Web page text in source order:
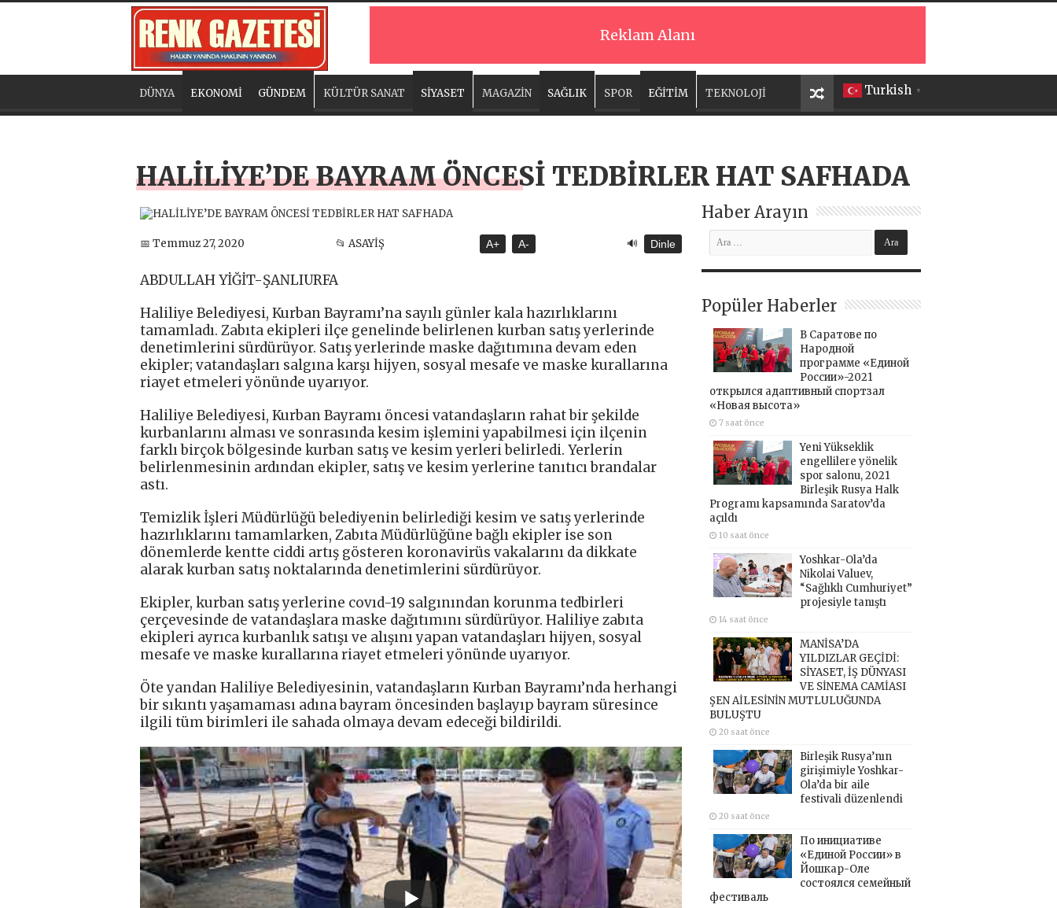
Reklam Alanı
Turkish ▼
DÜNYA EKONOMİ GÜNDEM KÜLTÜR SANAT SİYASET MAGAZİN SAĞLIK SPOR EĞİTİM TEKNOLOJİ
HALİLİYE’DE BAYRAM ÖNCESİ TEDBİRLER HAT SAFHADA
📅 Temmuz 27, 2020 📂 ASAYİŞ A+ A- 🔊 Dinle
ABDULLAH YİĞİT-ŞANLIURFA
Haliliye Belediyesi, Kurban Bayramı’na sayılı günler kala hazırlıklarını
tamamladı. Zabıta ekipleri ilçe genelinde belirlenen kurban satış yerlerinde
denetimlerini sürdürüyor. Satış yerlerinde maske dağıtımına devam eden
ekipler; vatandaşları salgına karşı hijyen, sosyal mesafe ve maske kurallarına
riayet etmeleri yönünde uyarıyor.
Haliliye Belediyesi, Kurban Bayramı öncesi vatandaşların rahat bir şekilde
kurbanlarını alması ve sonrasında kesim işlemini yapabilmesi için ilçenin
farklı birçok bölgesinde kurban satış ve kesim yerleri belirledi. Yerlerin
belirlenmesinin ardından ekipler, satış ve kesim yerlerine tanıtıcı brandalar
astı.
Temizlik İşleri Müdürlüğü belediyenin belirlediği kesim ve satış yerlerinde
hazırlıklarını tamamlarken, Zabıta Müdürlüğüne bağlı ekipler ise son
dönemlerde kentte ciddi artış gösteren koronavirüs vakalarını da dikkate
alarak kurban satış noktalarında denetimlerini sürdürüyor.
Ekipler, kurban satış yerlerine covıd-19 salgınından korunma tedbirleri
çerçevesinde de vatandaşlara maske dağıtımını sürdürüyor. Haliliye zabıta
ekipleri ayrıca kurbanlık satışı ve alışını yapan vatandaşları hijyen, sosyal
mesafe ve maske kurallarına riayet etmeleri yönünde uyarıyor.
Öte yandan Haliliye Belediyesinin, vatandaşların Kurban Bayramı’nda herhangi
bir sıkıntı yaşamaması adına bayram öncesinden başlayıp bayram süresince
ilgili tüm birimleri ile sahada olmaya devam edeceği bildirildi.
Haber Arayın
Popüler Haberler
В Саратове по
Народной
программе «Единой
России»-2021
открылся адаптивный спортзал
«Новая высота»
7 saat önce
Yeni Yükseklik
engellilere yönelik
spor salonu, 2021
Birleşik Rusya Halk
Programı kapsamında Saratov’da
açıldı
10 saat önce
Yoshkar-Ola’da
Nikolai Valuev,
“Sağlıklı Cumhuriyet”
projesiyle tanıştı
14 saat önce
MANİSA’DA
YILDIZLAR GEÇİDİ:
SİYASET, İŞ DÜNYASI
VE SİNEMA CAMİASI
ŞEN AİLESİNİN MUTLULUĞUNDA
BULUŞTU
20 saat önce
Birleşik Rusya’nın
girişimiyle Yoshkar-
Ola’da bir aile
festivali düzenlendi
20 saat önce
По инициативе
«Единой России» в
Йошкар-Оле
состоялся семейный
фестиваль